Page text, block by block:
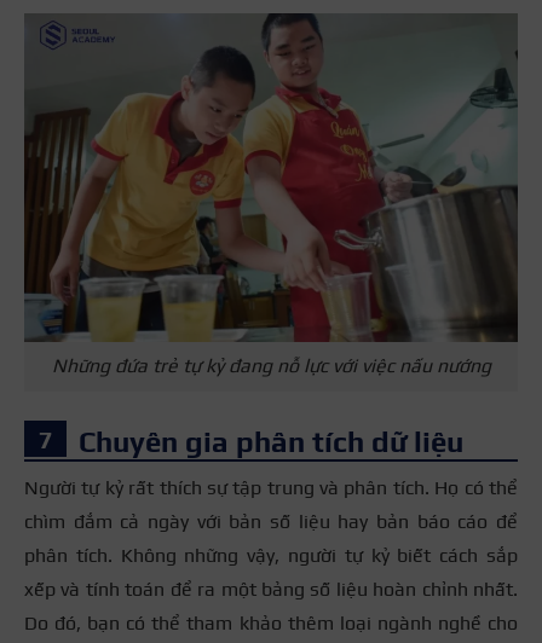
Những đứa trẻ tự kỷ đang nỗ lực với việc nấu nướng
Chuyên gia phân tích dữ liệu
Người tự kỷ rất thích sự tập trung và phân tích. Họ có thể
chìm đắm cả ngày với bản số liệu hay bản báo cáo để
phân tích. Không những vậy, người tự kỷ biết cách sắp
xếp và tính toán để ra một bảng số liệu hoàn chỉnh nhất.
Do đó, bạn có thể tham khảo thêm loại ngành nghề cho